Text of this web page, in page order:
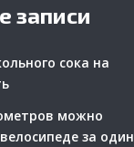
записи
сока на
можно
за один